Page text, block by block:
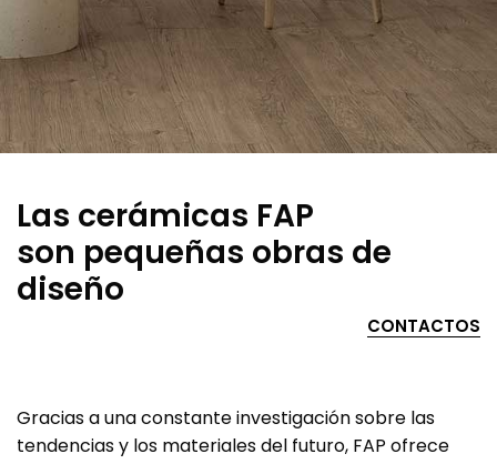
Las cerámicas FAP
son pequeñas obras de
diseño
CONTACTOS
Gracias a una constante investigación sobre las
tendencias y los materiales del futuro, FAP ofrece